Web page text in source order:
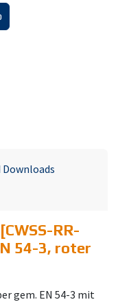
[CWSS-RR-
54-3, roter
gem. EN 54-3 mit